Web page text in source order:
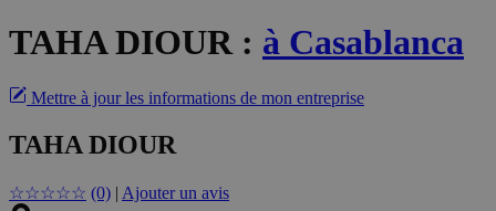
TAHA DIOUR : à Casablanca
Mettre à jour les informations de mon entreprise
TAHA DIOUR
☆☆☆☆☆ (0) | Ajouter un avis